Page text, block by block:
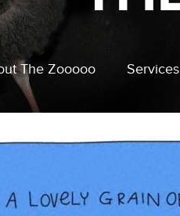
The Zooooo Services